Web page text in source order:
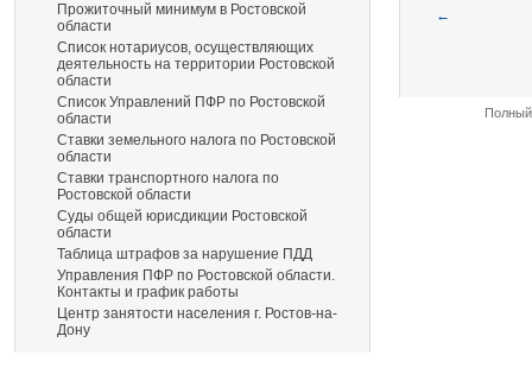
Прожиточный минимум в Ростовской
области
Список нотариусов, осуществляющих
деятельность на территории Ростовской
области
Список Управлений ПФР по Ростовской
области
Ставки земельного налога по Ростовской
области
Ставки транспортного налога по
Ростовской области
Суды общей юрисдикции Ростовской
области
Таблица штрафов за нарушение ПДД
Управления ПФР по Ростовской области.
Контакты и график работы
Центр занятости населения г. Ростов-на-
Дону
←